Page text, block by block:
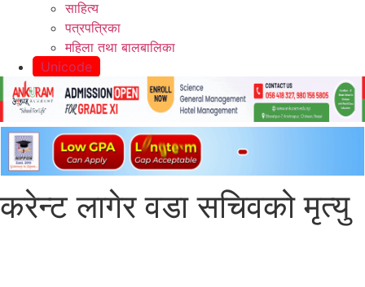
साहित्य
पत्रपत्रिका
महिला तथा बालबालिका
Unicode
करेन्ट लागेर वडा सचिवको मृत्यु